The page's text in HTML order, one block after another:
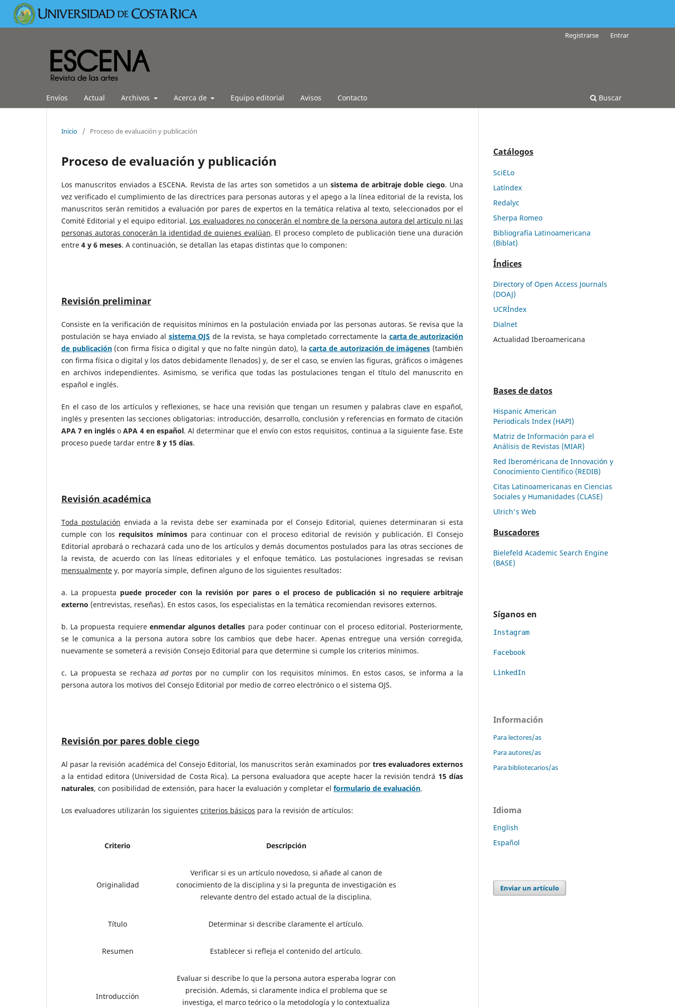
Envíos Actual Archivos Acerca de Equipo editorial Avisos Contacto Buscar
Registrarse Entrar
Inicio / Proceso de evaluación y publicación
Proceso de evaluación y publicación
Los manuscritos enviados a ESCENA. Revista de las artes son sometidos a unsistema de arbitraje doble ciego. Una
vez verificado el cumplimiento de las directrices para personas autoras y el apego a la línea editorial de la revista, los
manuscritos serán remitidos a evaluación por pares de expertos en la temática relativa al texto, seleccionados por el
Comité Editorial y el equipo editorial. Los evaluadores no conocerán el nombre de la persona autora del artículo ni las
personas autoras conocerán la identidad de quienes evalúan. El proceso completo de publicación tiene una duración
entre 4 y 6 meses. A continuación, se detallan las etapas distintas que lo componen:
Revisión preliminar
Consiste en la verificación de requisitos mínimos en la postulación enviada por las personas autoras. Se revisa que la
postulación se haya enviado al sistema OJS de la revista, se haya completado correctamente la carta de autorización
de publicación(con firma física o digital y que no falte ningún dato), lacarta de autorización de imágenes (también
con firma física o digital y los datos debidamente llenados) y, de ser el caso, se envíen las figuras, gráficos o imágenes
en archivos independientes. Asimismo, se verifica que todas las postulaciones tengan el título del manuscrito en
español e inglés.
En el caso de los artículos y reflexiones, se hace una revisión que tengan un resumen y palabras clave en español,
inglés y presenten las secciones obligatorias: introducción, desarrollo, conclusión y referencias en formato de citación
APA 7 en inglés oAPA 4 en español. Al determinar que el envío con estos requisitos, continua a la siguiente fase. Este
proceso puede tardar entre 8 y 15 días.
Revisión académica
Toda postulación enviada a la revista debe ser examinada por el Consejo Editorial, quienes determinaran si esta
cumple con los requisitos mínimos para continuar con el proceso editorial de revisión y publicación. El Consejo
Editorial aprobará o rechazará cada uno de los artículos y demás documentos postulados para las otras secciones de
la revista, de acuerdo con las líneas editoriales y el enfoque temático. Las postulaciones ingresadas se revisan
mensualmente y, por mayoría simple, definen alguno de los siguientes resultados:
a. La propuesta puede proceder con la revisión por pares o el proceso de publicación si no requiere arbitraje
externo (entrevistas, reseñas). En estos casos, los especialistas en la temática recomiendan revisores externos.
b. La propuesta requiere enmendar algunos detalles para poder continuar con el proceso editorial. Posteriormente,
se le comunica a la persona autora sobre los cambios que debe hacer. Apenas entregue una versión corregida,
nuevamente se someterá a revisión Consejo Editorial para que determine si cumple los criterios mínimos.
c. La propuesta se rechaza ad portaspor no cumplir con los requisitos mínimos. En estos casos, se informa a la
persona autora los motivos del Consejo Editorial por medio de correo electrónico o el sistema OJS.
Revisión por pares doble ciego
Al pasar la revisión académica del Consejo Editorial, los manuscritos serán examinados por tres evaluadores externos
a la entidad editora (Universidad de Costa Rica). La persona evaluadora que acepte hacer la revisión tendrá 15 días
naturales, con posibilidad de extensión, para hacer la evaluación y completar el formulario de evaluación.
Los evaluadores utilizarán los siguientes criterios básicos para la revisión de artículos:
Criterio Descripción
Originalidad
Verificar si es un artículo novedoso, si añade al canon de
conocimiento de la disciplina y si la pregunta de investigación es
relevante dentro del estado actual de la disciplina.
Título Determinar si describe claramente el artículo.
Resumen Establecer si refleja el contenido del artículo.
Introducción
Evaluar si describe lo que la persona autora esperaba lograr con
precisión. Además, si claramente indica el problema que se
investiga, el marco teórico o la metodología y lo contextualiza
Catálogos
SciELo
Latíndex
Redalyc
Sherpa Romeo
Bibliografía Latinoamericana
(Biblat)
Índices
Directory of Open Access Journals
(DOAJ)
UCRÍndex
Dialnet
Actualidad Iberoamericana
Bases de datos
Hispanic American
Periodicals Index (HAPI)
Matriz de Información para el
Análisis de Revistas (MIAR)
Red Iberoméricana de Innovación y
Conocimiento Científico (REDIB)
Citas Latinoamericanas en Ciencias
Sociales y Humanidades (CLASE)
Ulrich's Web
Buscadores
Bielefeld Academic Search Engine
(BASE)
Síganos en
Instagram
Facebook
LinkedIn
Información
Para lectores/as
Para autores/as
Para bibliotecarios/as
Idioma
English
Español
Enviar un artículo